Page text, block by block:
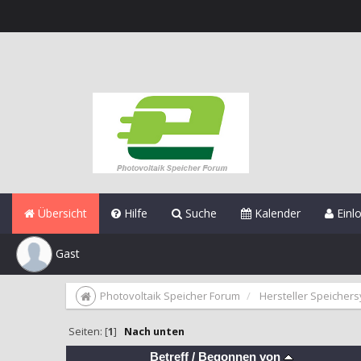
Übersicht Hilfe Suche Kalender
Gast
Photovoltaik Speicher Forum Hersteller
Seiten: [1] Nach unten
Betreff / Begonnen von